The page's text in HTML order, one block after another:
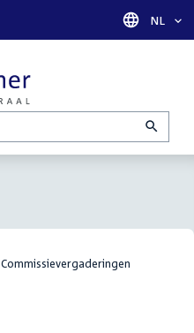
Taal
NL
Commissievergaderingen